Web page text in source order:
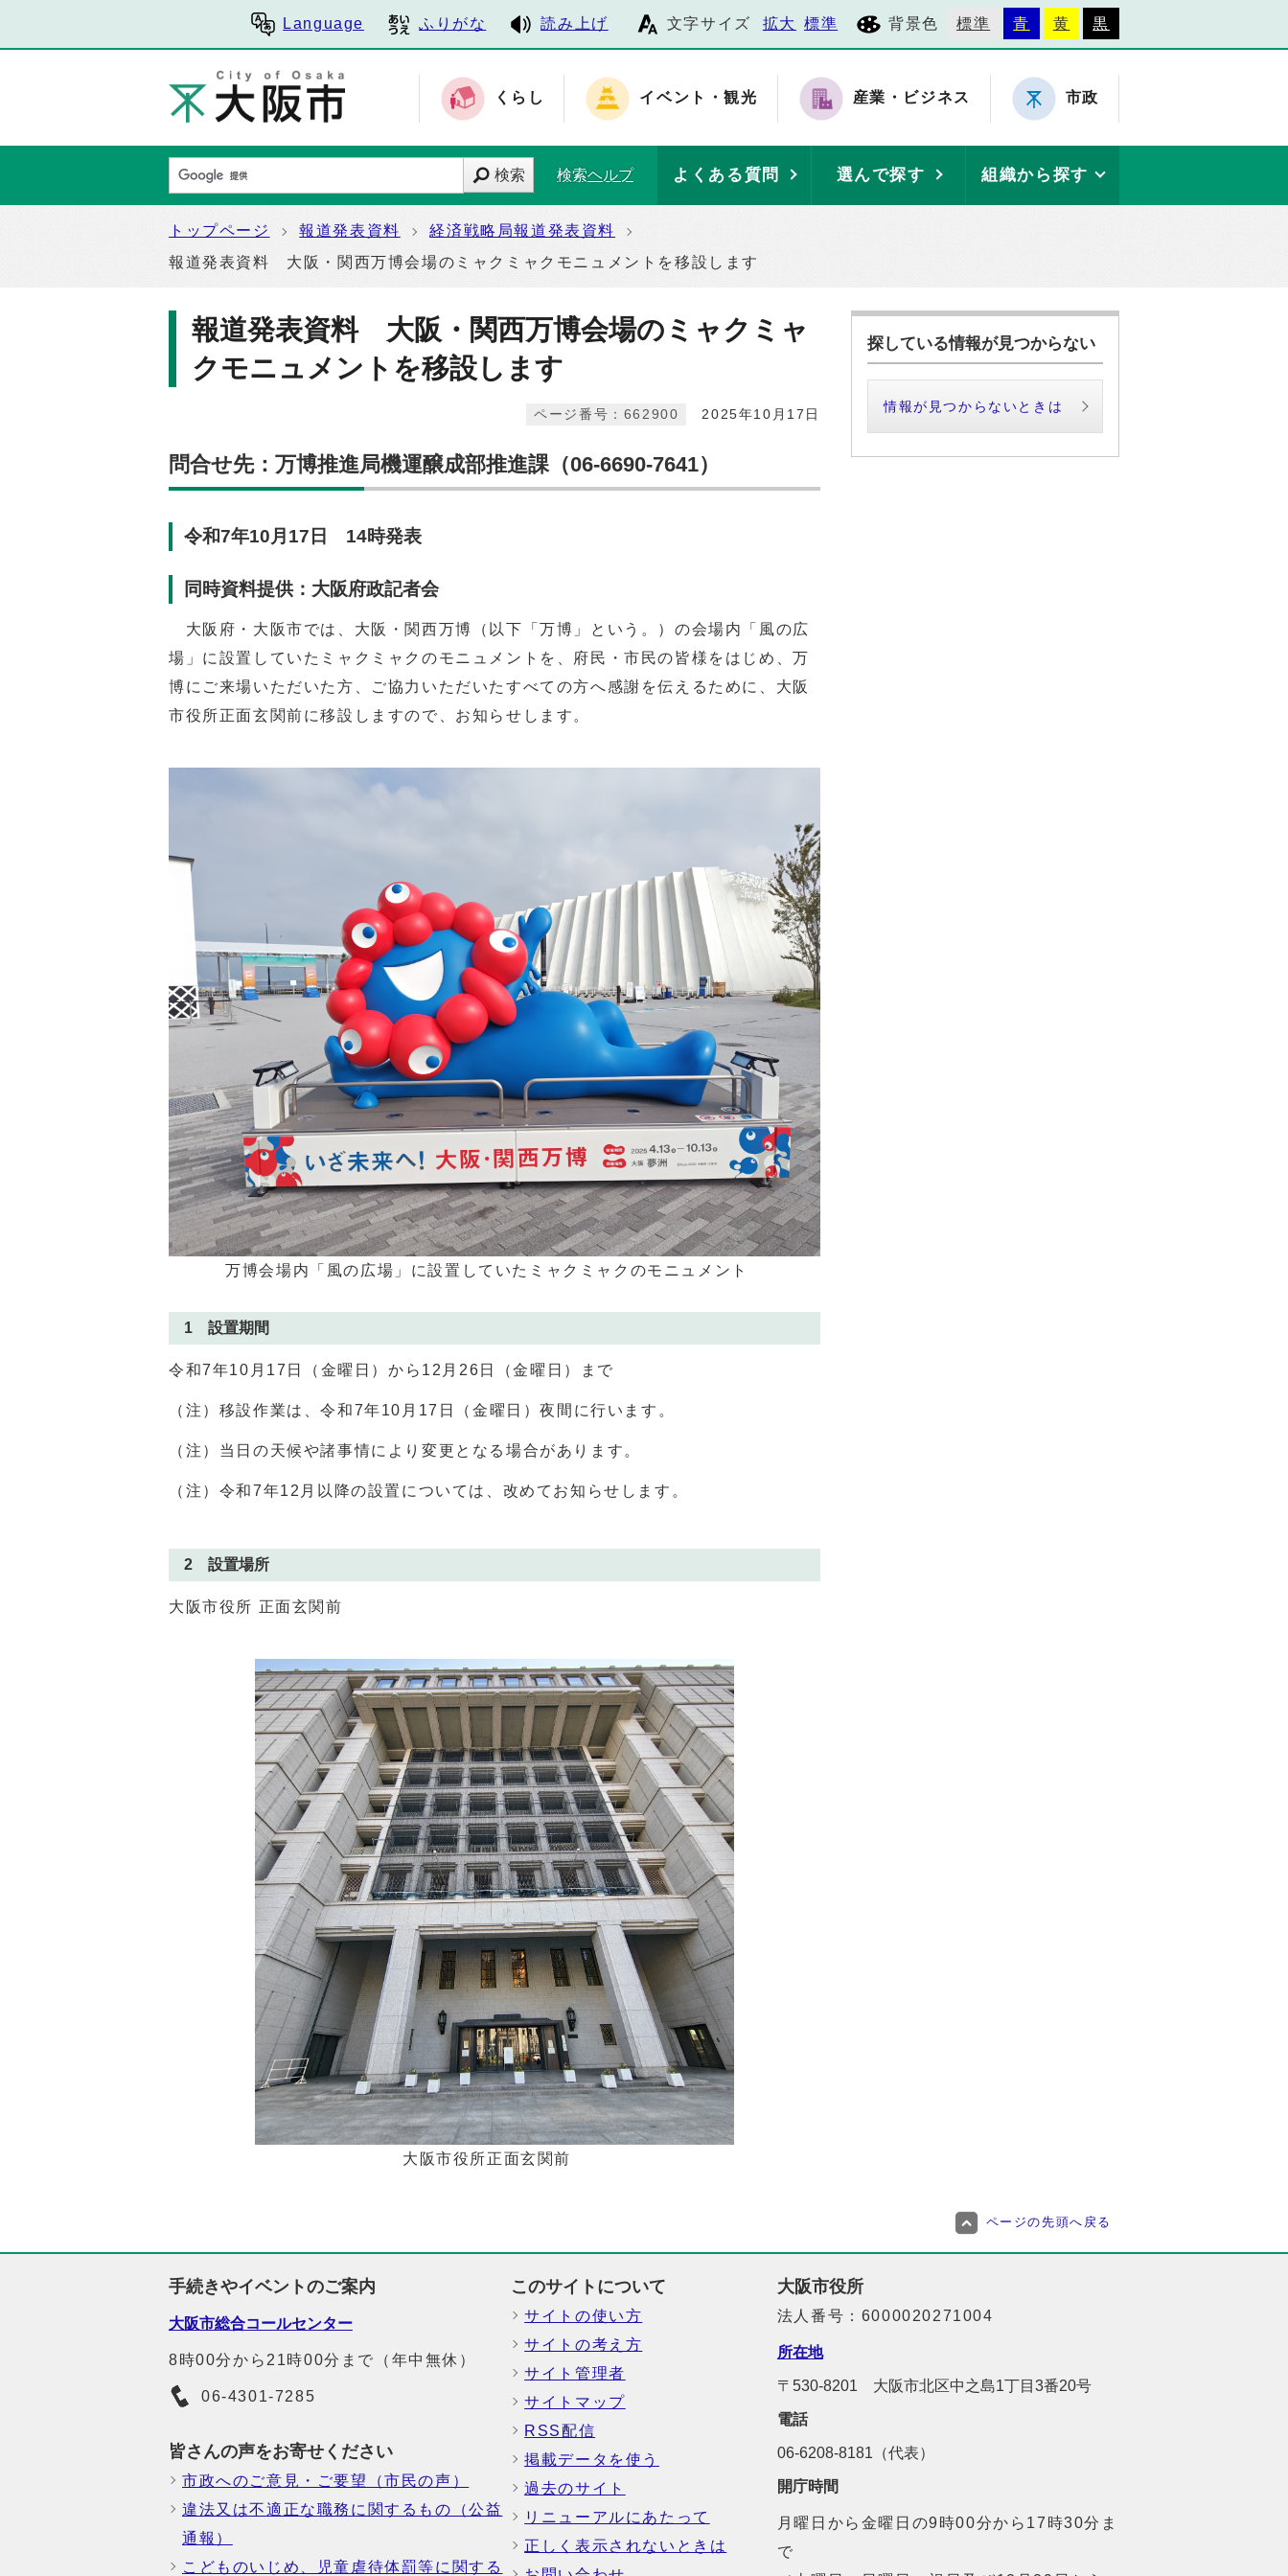
Language ふりがな 読み上げ 文字サイズ 拡大 標準 背景色 標準 青 黄 黒
くらし イベント・観光 産業・ビジネス 市政
検索 検索ヘルプ よくある質問 選んで探す 組織から探す
トップページ 報道発表資料
経済戦略局報道発表資料
報道発表資料 大阪・関西万博会場のミャクミャクモニュメントを移設します
報道発表資料 大阪・関西万博会場のミャクミャ
クモニュメントを移設します
2025年10月17日
ページ番号：662900
問合せ先：万博推進局機運醸成部推進課（06-6690-7641）
令和7年10月17日 14時発表
同時資料提供：大阪府政記者会
大阪府・大阪市では、大阪・関西万博（以下「万博」という。）の会場内「風の広
場」に設置していたミャクミャクのモニュメントを、府民・市民の皆様をはじめ、万
博にご来場いただいた方、ご協力いただいたすべての方へ感謝を伝えるために、大阪
市役所正面玄関前に移設しますので、お知らせします。
万博会場内「風の広場」に設置していたミャクミャクのモニュメント
1 設置期間
令和7年10月17日（金曜日）から12月26日（金曜日）まで
（注）移設作業は、令和7年10月17日（金曜日）夜間に行います。
（注）当日の天候や諸事情により変更となる場合があります。
（注）令和7年12月以降の設置については、改めてお知らせします。
2 設置場所
大阪市役所 正面玄関前
大阪市役所正面玄関前
探している情報が見つからない
情報が見つからないときは
ページの先頭へ戻る
手続きやイベントのご案内
大阪市総合コールセンター
8時00分から21時00分まで（年中無休）
06-4301-7285
皆さんの声をお寄せください
市政へのご意見・ご要望（市民の声）
違法又は不適正な職務に関するもの（公益
通報）
こどものいじめ、児童虐待体罰等に関する
このサイトについて
サイトの使い方
サイトの考え方
サイト管理者
サイトマップ
RSS配信
掲載データを使う
過去のサイト
リニューアルにあたって
正しく表示されないときは
大阪市役所
法人番号：6000020271004
所在地
〒530-8201 大阪市北区中之島1丁目3番20号
電話
06-6208-8181（代表）
開庁時間
月曜日から金曜日の9時00分から17時30分ま
で